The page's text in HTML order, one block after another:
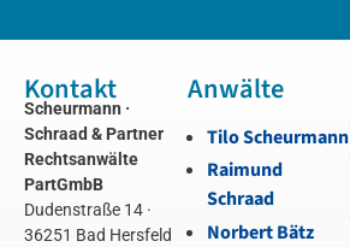
Kontakt
Scheurmann ·
Schraad & Partner
Rechtsanwälte
PartGmbB
Dudenstraße 14 ·
36251 Bad Hersfeld
Anwälte
Tilo Scheurmann
Raimund
Schraad
Norbert Bätz